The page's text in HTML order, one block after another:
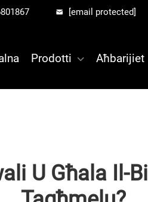
[email protected]
Prodotti Aħbarijiet
U Għala Il-